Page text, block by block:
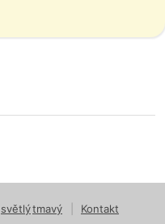
světlýtmavý
Kontakt